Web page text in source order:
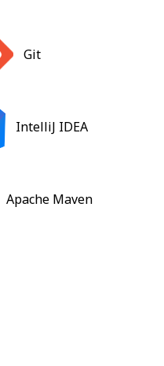
Git
IntelliJ IDEA
Apache Maven